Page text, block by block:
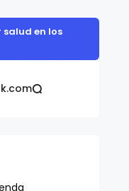
en los